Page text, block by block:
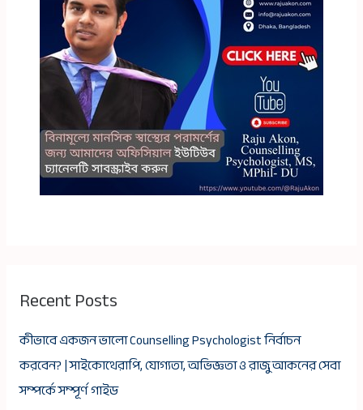
Recent Posts
কীভাবে একজন ভালো Counselling Psychologist নির্বাচন
করবেন? | সাইকোথেরাপি, যোগ্যতা, অভিজ্ঞতা ও রাজু আকনের সেবা
সম্পর্কে সম্পূর্ণ গাইড